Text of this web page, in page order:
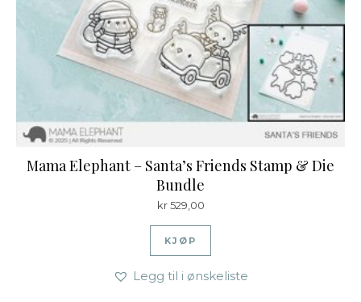
Mama Elephant – Santa’s Friends Stamp & Die
Bundle
kr529,00
KJØP
Legg til i ønskeliste